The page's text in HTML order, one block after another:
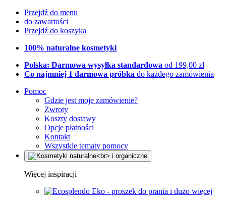
Przejdź do menu
do zawartości
Przejdź do koszyka
100% naturalne kosmetyki
Polska: Darmowa wysyłka standardowa od 199,00 zł
Co najmniej 1 darmowa próbka do każdego zamówienia
Pomoc
Gdzie jest moje zamówienie?
Zwroty
Koszty dostawy
Opcje płatności
Kontakt
Wszystkie tematy pomocy
Więcej inspiracji
Eko - proszek do prania i dużo więcej